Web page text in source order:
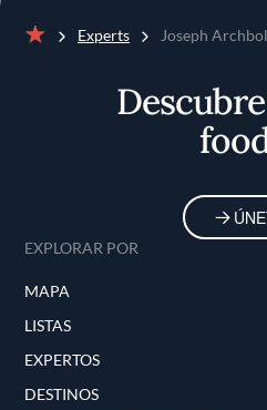
Experts Joseph
EXPLORAR POR
MAPA
LISTAS
EXPERTOS
DESTINOS